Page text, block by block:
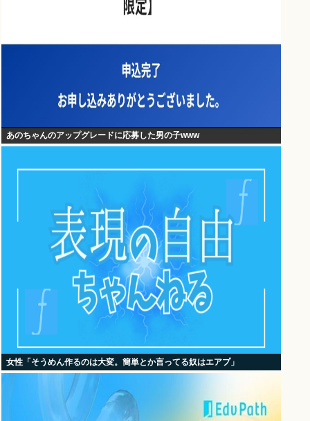
あのちゃんのアップグレードに応募した男の子www
女性「そうめん作るのは大変。簡単とか言ってる奴はエアプ」